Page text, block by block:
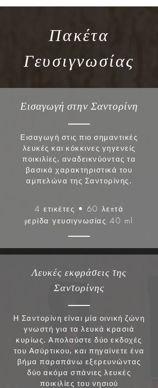
Πακέτα
Γευσιγνωσίας
Εισαγωγή στην Σαντορίνη
Εισαγωγή στις πιο σημαντικές
λευκές και κόκκινες γηγενείς
ποικιλίες, αναδεικνύοντας τα
βασικά χαρακτηριστικά του
αμπελώνα της Σαντορίνης.
4ετικέτες • 60 λεπτά
μερίδα γευσιγνωσίας 40 ml
Λευκές εκφράσεις της
Σαντορίνης
Η Σαντορίνη είναι μία οινική ζώνη
γνωστή για τα λευκά κρασιά
κυρίως. Απολαύστε δύο εκδοχές
του Ασύρτικου, και πηγαίνετε ένα
βήμα παραπάνω εξερευνώντας
δύο ακόμα σπάνιες λευκές
ποικιλίες του νησιού